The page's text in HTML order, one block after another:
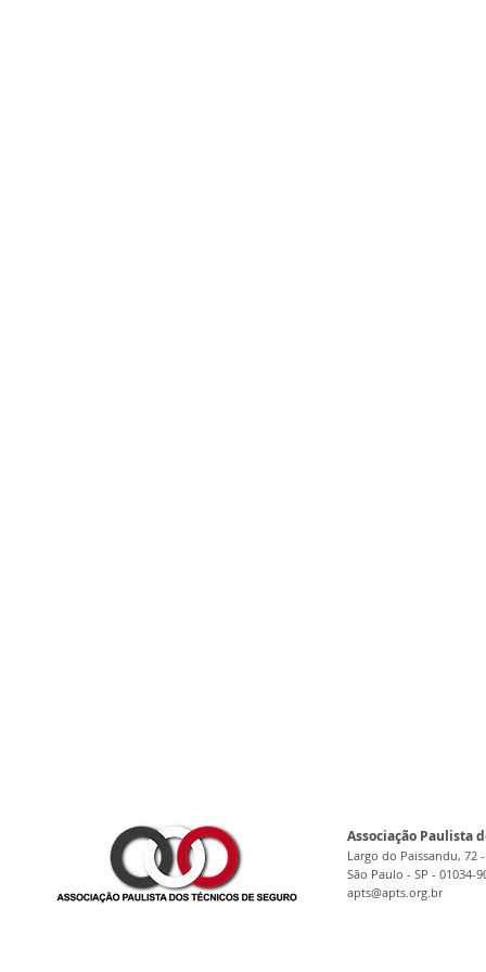
Associação Paulista
Largo do Paissandu, 72
São Paulo - SP - 01034-
apts@apts.org.br